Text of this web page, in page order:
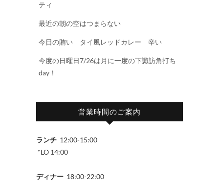
ティ
最近の朝の空はつまらない
今日の賄い タイ風レッドカレー 辛い
今度の日曜日7/26は月に一度の下諏訪角打ち
day！
営業時間のご案内
ランチ 12:00-15:00
*LO 14:00
ディナー 18:00-22:00